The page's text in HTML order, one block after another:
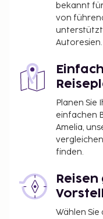
bekannt
von
Autoresien.
Planen Sie
einfachen
Amelia,
finden.
Wählen